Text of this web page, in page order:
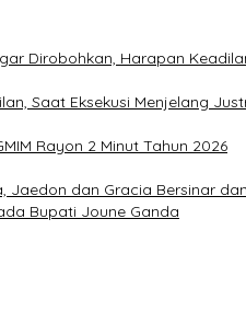
Dirobohkan, Harapan
Saat Eksekusi Menjelang
Rayon 2 Minut Tahun 2026
Jaedon dan Gracia Bersinar
Bupati Joune Ganda